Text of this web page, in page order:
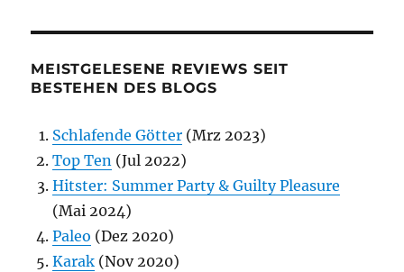
MEISTGELESENE REVIEWS SEIT
BESTEHEN DES BLOGS
Schlafende Götter (Mrz 2023)
Top Ten (Jul 2022)
Hitster: Summer Party & Guilty Pleasure
(Mai 2024)
Paleo (Dez 2020)
Karak (Nov 2020)